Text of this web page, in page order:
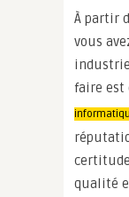
À partir
vous
faire est
qualité